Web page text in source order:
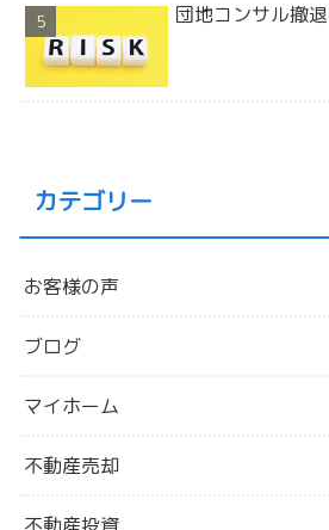
団地コンサル撤
カテゴリー
お客様の声
ブログ
マイホーム
不動産売却